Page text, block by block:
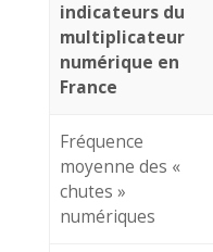
indicateurs du
multiplicateur
numérique en
France
Fréquence
moyenne des «
chutes »
numériques